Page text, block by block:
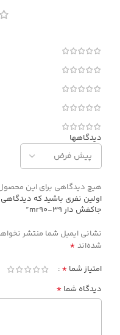
دیدگاهها
هیچ دیدگاهی برای این
اولین نفری باشید که
جاکفش دار mr90-39”
نشانی ایمیل شما منتشر
شده‌اند *
امتیاز شما *
دیدگاه شما *